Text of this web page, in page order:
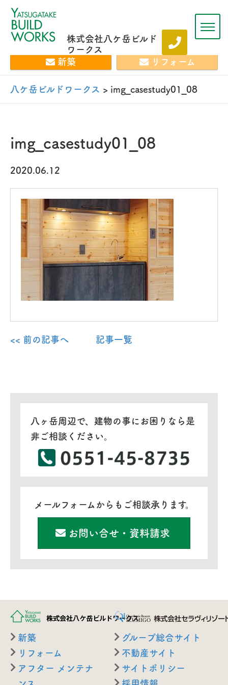
株式会社八ケ岳ビルド
ワークス
新築
リフォーム
八ケ岳ビルドワークス > img_casestudy01_08
img_casestudy01_08
2020.06.12
<< 前の記事へ 記事一覧
八ヶ岳周辺で、建物の事にお困りなら是
非ご相談ください。
メールフォームからもご相談承ります。
お問い合せ・資料請求
新築
リフォーム
アフター メンテナ
グループ総合サイト
不動産サイト
サイトポリシー